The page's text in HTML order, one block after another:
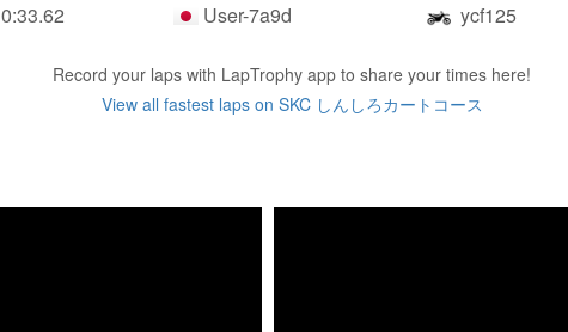
0:33.62 User-7a9d ycf125
Record your laps with LapTrophy app to share your times here!
View all fastest laps on SKC しんしろカートコース